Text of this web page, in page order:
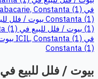
في Tabacarie, Constanta (1)
Constanta (1)
(1) بيوت / فلل للبيع في Nord, Constanta (1)
في ICIL, Constanta (1)
Constanta (1)
بيوت / فلل للبيع في Constanta